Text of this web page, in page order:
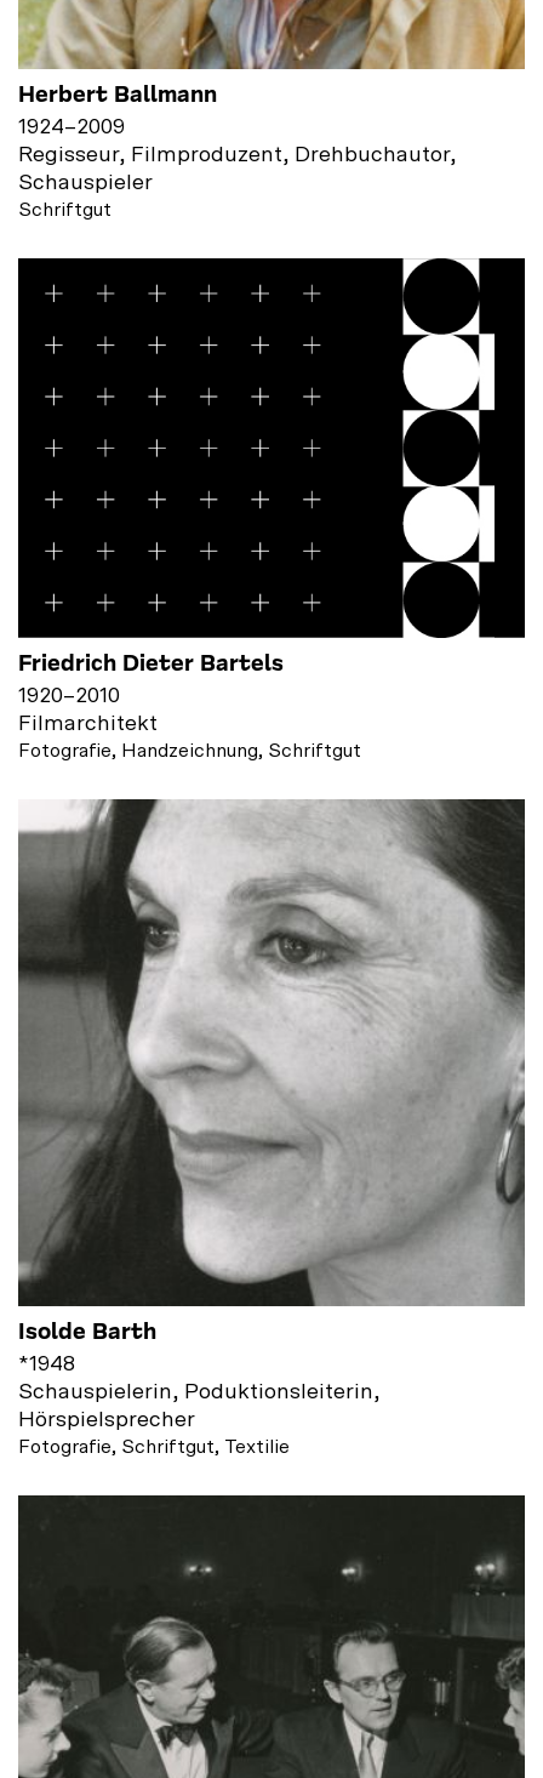
Herbert Ballmann
1924–2009
Regisseur, Filmproduzent, Drehbuchautor,
Schauspieler
Schriftgut
Friedrich Dieter Bartels
1920–2010
Filmarchitekt
Fotografie, Handzeichnung, Schriftgut
Isolde Barth
*1948
Schauspielerin, Poduktionsleiterin,
Hörspielsprecher
Fotografie, Schriftgut, Textilie